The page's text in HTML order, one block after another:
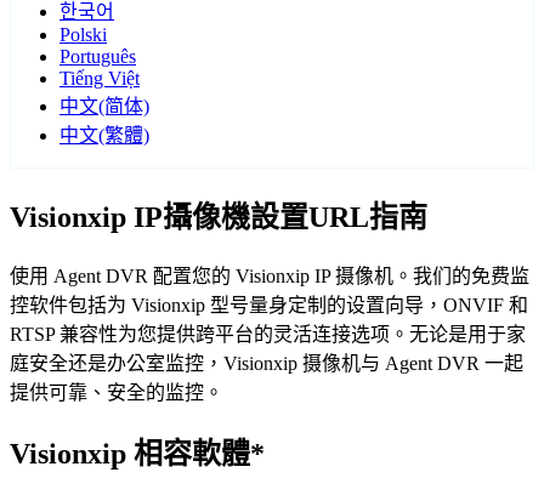
한국어
Polski
Português
Tiếng Việt
中文(简体)
中文(繁體)
Visionxip IP攝像機設置URL指南
使用 Agent DVR 配置您的 Visionxip IP 摄像机。我们的免费监
控软件包括为 Visionxip 型号量身定制的设置向导，ONVIF 和
RTSP 兼容性为您提供跨平台的灵活连接选项。无论是用于家
庭安全还是办公室监控，Visionxip 摄像机与 Agent DVR 一起
提供可靠、安全的监控。
Visionxip 相容軟體*